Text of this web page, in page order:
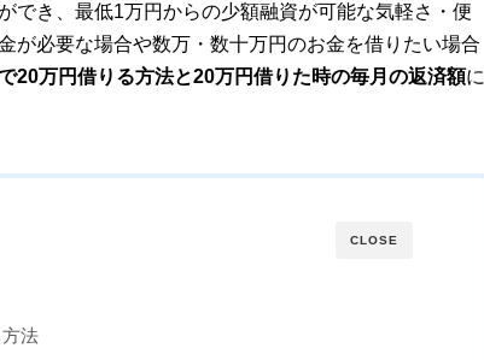
でき、最低1万円からの少額融資が可能な気軽さ・便
が必要な場合や数万・数十万円のお金を借りたい場合
20万円借りる方法と20万円借りた時の毎月の返済額に
CLOSE
法